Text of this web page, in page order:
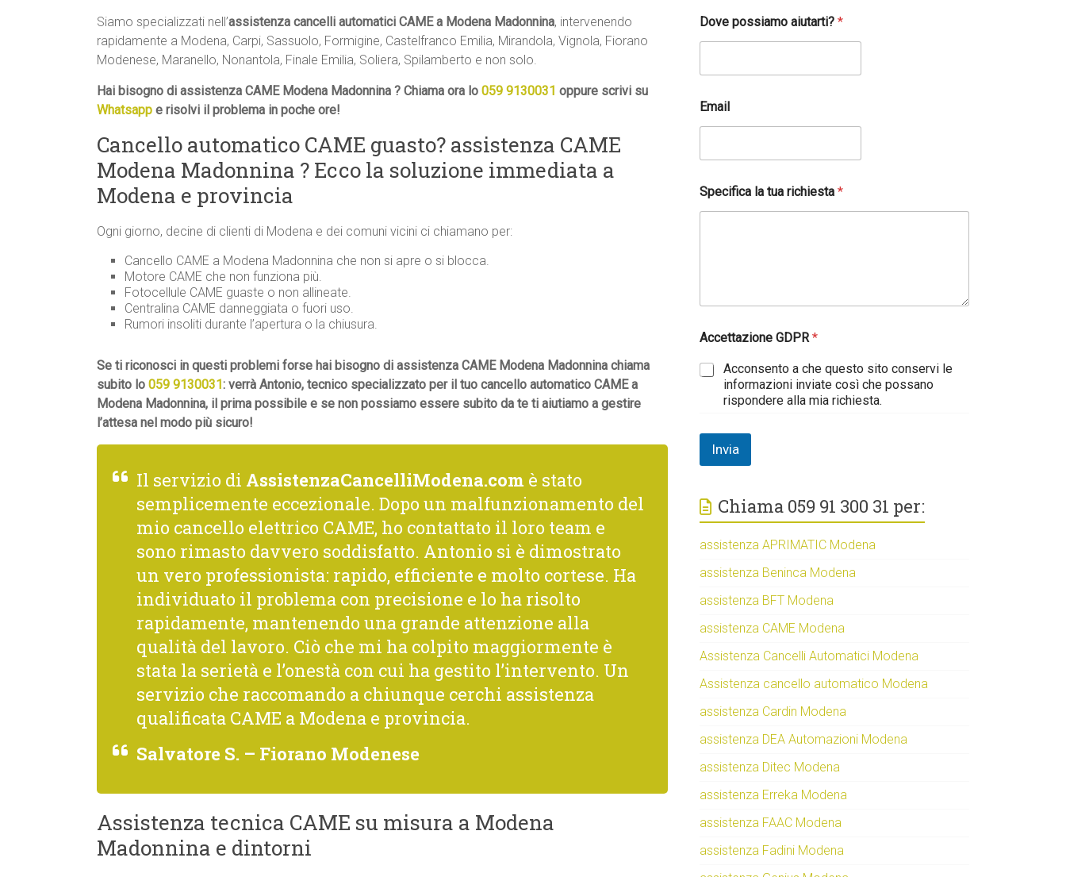
Siamo specializzati nell’assistenza cancelli automatici CAME a Modena Madonnina, intervenendo
rapidamente a Modena, Carpi, Sassuolo, Formigine, Castelfranco Emilia, Mirandola, Vignola, Fiorano
Modenese, Maranello, Nonantola, Finale Emilia, Soliera, Spilamberto e non solo.
Hai bisogno di assistenza CAME Modena Madonnina ? Chiama ora lo 059 9130031 oppure scrivi su
Whatsapp e risolvi il problema in poche ore!
Cancello automatico CAME guasto? assistenza CAME
Modena Madonnina ? Ecco la soluzione immediata a
Modena e provincia
Ogni giorno, decine di clienti di Modena e dei comuni vicini ci chiamano per:
Cancello CAME a Modena Madonnina che non si apre o si blocca.
Motore CAME che non funziona più.
Fotocellule CAME guaste o non allineate.
Centralina CAME danneggiata o fuori uso.
Rumori insoliti durante l’apertura o la chiusura.
Se ti riconosci in questi problemi forse hai bisogno di assistenza CAME Modena Madonnina chiama
subito lo 059 9130031 : verrà Antonio, tecnico specializzato per il tuo cancello automatico CAME a
Modena Madonnina, il prima possibile e se non possiamo essere subito da te ti aiutiamo a gestire
l’attesa nel modo più sicuro!
Il servizio di AssistenzaCancelliModena.com è stato
semplicemente eccezionale. Dopo un malfunzionamento del
mio cancello elettrico CAME, ho contattato il loro team e
sono rimasto davvero soddisfatto. Antonio si è dimostrato
un vero professionista: rapido, efficiente e molto cortese. Ha
individuato il problema con precisione e lo ha risolto
rapidamente, mantenendo una grande attenzione alla
qualità del lavoro. Ciò che mi ha colpito maggiormente è
stata la serietà e l’onestà con cui ha gestito l’intervento. Un
servizio che raccomando a chiunque cerchi assistenza
qualificata CAME a Modena e provincia.
Salvatore S. – Fiorano Modenese
Assistenza tecnica CAME su misura a Modena
Madonnina e dintorni
Dove possiamo aiutarti?*
Email
a
C
Specifica la tua richiesta*
Accettazione GDPR*
Acconsento a che questo sito conservi le
informazioni inviate così che possano
rispondere alla mia richiesta.
Invia
Chiama 059 91 300 31 per:
assistenza APRIMATIC Modena
assistenza Beninca Modena
assistenza BFT Modena
assistenza CAME Modena
Assistenza Cancelli Automatici Modena
Assistenza cancello automatico Modena
assistenza Cardin Modena
assistenza DEA Automazioni Modena
assistenza Ditec Modena
assistenza Erreka Modena
assistenza FAAC Modena
assistenza Fadini Modena